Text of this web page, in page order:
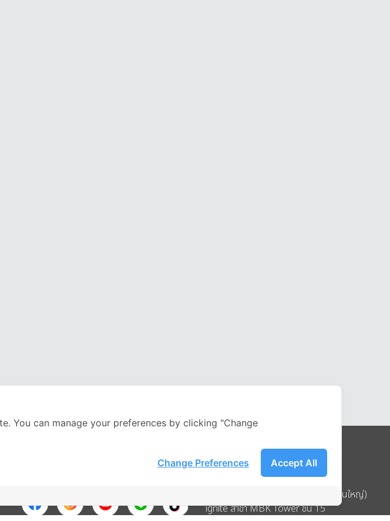
Address
บริษัท อิกไนท์ เอ สตาร์ จำกัด (สำนักงานใหญ่)
ignite สาขา MBK Tower ชั้น 15
You can manage your preferences by clicking "Change
Accept All
Change Preferences